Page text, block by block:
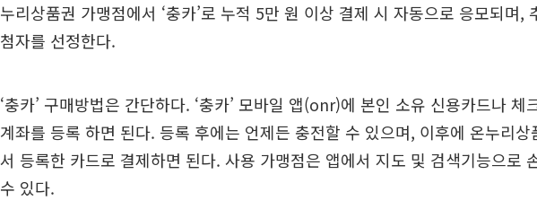
누리상품권 가맹점에서 ‘충카’로 누적 5만 원 이상 결제 시 자동으로 응모되며,
첨자를 선정한다.
‘충카’ 구매방법은 간단하다. ‘충카’ 모바일 앱(onr)에 본인 소유 신용카드나 체
계좌를 등록 하면 된다. 등록 후에는 언제든 충전할 수 있으며, 이후에 온누리상
서 등록한 카드로 결제하면 된다. 사용 가맹점은 앱에서 지도 및 검색기능으로
수 있다.